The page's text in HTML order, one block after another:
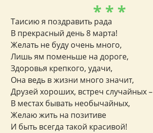
* * *
Таисию я поздравить рада
В прекрасный день 8 марта!
Желать не буду очень много,
Лишь ям поменьше на дороге,
Здоровья крепкого, удачи,
Она ведь в жизни много значит,
Друзей хороших, встреч случайных –
В местах бывать необычайных,
Желаю жить на позитиве
И быть всегда такой красивой!